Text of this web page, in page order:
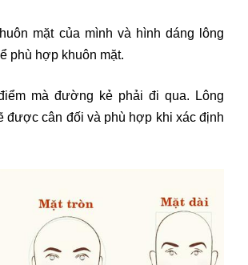
mặt của mình và hình dáng lông
phù hợp khuôn mặt.
mà đường kẻ phải đi qua. Lông
được cân đối và phù hợp khi xác định